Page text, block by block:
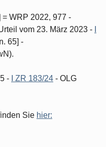
= WRP 2022, 977 -
vom 23. März 2023 -
65] -
- I ZR 183/24 - OLG
Sie hier: